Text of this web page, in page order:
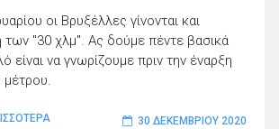
οι Βρυξέλλες γίνονται και
"30 χλμ". Ας δούμε πέντε βασικά
είναι να γνωρίζουμε πριν την έναρξη
30 ΔΕΚΕΜΒΡΊΟΥ 2020